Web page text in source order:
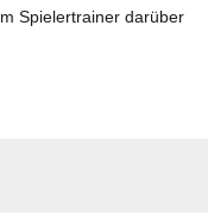
Spielertrainer darüber